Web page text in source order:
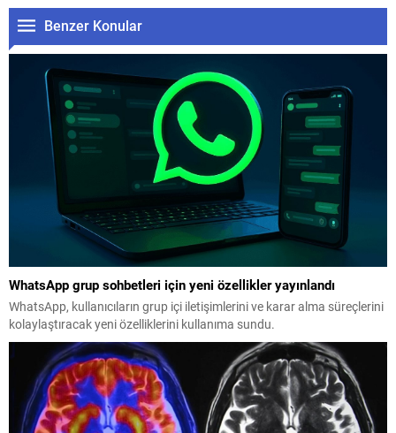
Benzer Konular
WhatsApp grup sohbetleri için yeni özellikler yayınlandı
WhatsApp, kullanıcıların grup içi iletişimlerini ve karar alma süreçlerini
kolaylaştıracak yeni özelliklerini kullanıma sundu.